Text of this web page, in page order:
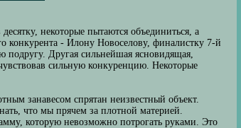
некоторые пытаются объединиться, а
конкурента - Илону Новоселову, финалистку 7-й
подругу. Другая сильнейшая ясновидящая,
сильную конкуренцию. Некоторые
занавесом спрятан неизвестный объект.
что мы прячем за плотной материей.
которую невозможно потрогать руками. Это